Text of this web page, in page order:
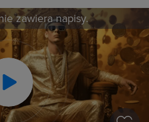
Play
zawiera napisy.